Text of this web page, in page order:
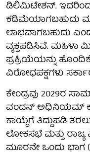
ಡಿಲಿಮಿಟೇಶನ್. ಇದರಿಂದ
ಕಡಿಮೆಯಾಗಬಹುದು
ಲಾಭವಾಗಬಹುದು
ವ್ಯಕ್ತಪಡಿಸಿವೆ. ಮಹಿಳಾ
ಪ್ರಕ್ರಿಯೆಯನ್ನು
ವಿರೋಧಪಕ್ಷಗಳು
ಕೇಂದ್ರವು 2029ರ
ವಂದನ್ ಅಧಿನಿಯಮ್
ಕಾಯ್ದೆಗೆ ತಿದ್ದುಪಡಿ
ಲೋಕಸಭೆ ಮತ್ತು
ಮೂರನೇ ಒಂದು ಭಾಗ